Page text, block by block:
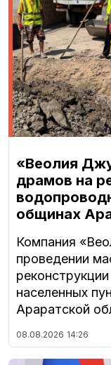
«Веолия
драмов на
общинах
Компания
проведении
населенных
Араратской
08.08.2026 14:26